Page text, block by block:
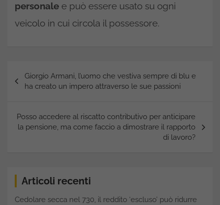
personale e può essere usato su ogni
veicolo in cui circola il possessore.
Navigazione
articoli
Giorgio Armani, l’uomo che vestiva sempre di blu e
ha creato un impero attraverso le sue passioni
Posso accedere al riscatto contributivo per anticipare
la pensione, ma come faccio a dimostrare il rapporto
di lavoro?
Articoli recenti
Cedolare secca nel 730, il reddito ‘escluso’ può ridurre